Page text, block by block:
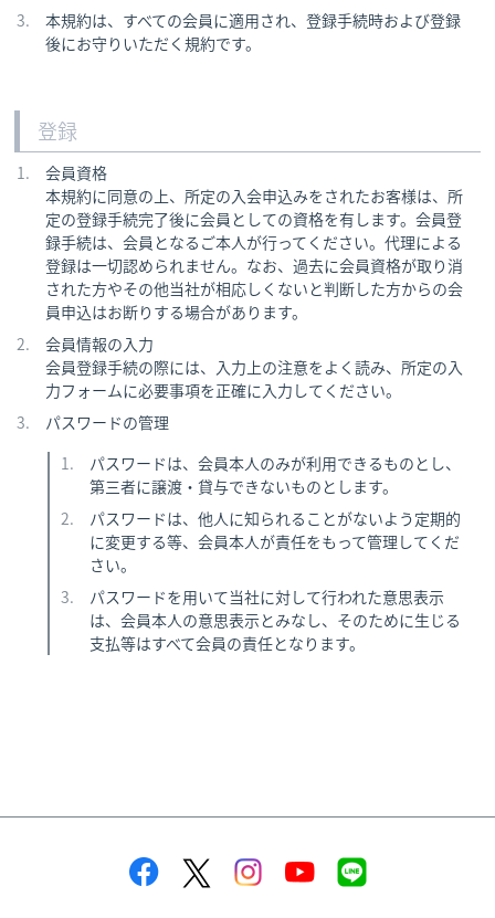
本規約は、すべての会員に適用され、登録手続時および登録
後にお守りいただく規約です。
登録
会員資格
本規約に同意の上、所定の入会申込みをされたお客様は、所
定の登録手続完了後に会員としての資格を有します。会員登
録手続は、会員となるご本人が行ってください。代理による
登録は一切認められません。なお、過去に会員資格が取り消
された方やその他当社が相応しくないと判断した方からの会
員申込はお断りする場合があります。
会員情報の入力
会員登録手続の際には、入力上の注意をよく読み、所定の入
力フォームに必要事項を正確に入力してください。
パスワードの管理
パスワードは、会員本人のみが利用できるものとし、
第三者に譲渡・貸与できないものとします。
パスワードは、他人に知られることがないよう定期的
に変更する等、会員本人が責任をもって管理してくだ
さい。
パスワードを用いて当社に対して行われた意思表示
は、会員本人の意思表示とみなし、そのために生じる
支払等はすべて会員の責任となります。